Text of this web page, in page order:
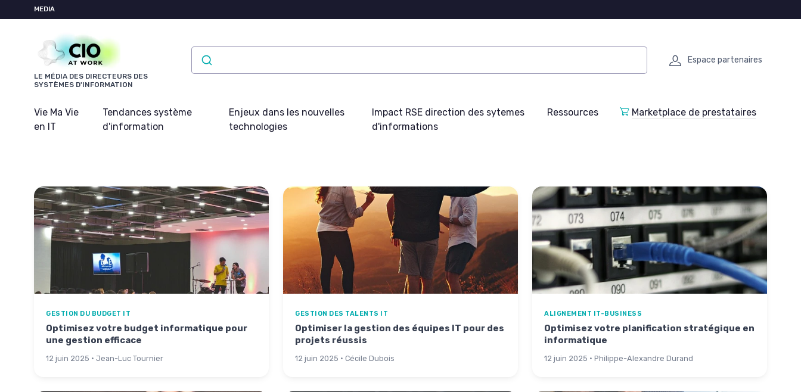
MEDIA
LE MÉDIA DES DIRECTEURS DES
SYSTÈMES D'INFORMATION
Espace partenaires
Vie Ma Vie
en IT
Tendances système
d'information
Enjeux dans les nouvelles
technologies
Impact RSE direction des sytemes
d'informations
Ressources Marketplace de prestataires
GESTION DU BUDGET IT
Optimisez votre budget informatique pour
une gestion efficace
12 juin 2025 · Jean-Luc Tournier
GESTION DES TALENTS IT
Optimiser la gestion des équipes IT pour des
projets réussis
12 juin 2025 · Cécile Dubois
ALIGNEMENT IT-BUSINESS
Optimisez votre planification stratégique en
informatique
12 juin 2025 · Philippe-Alexandre Durand
Panneau de gestion des cookies